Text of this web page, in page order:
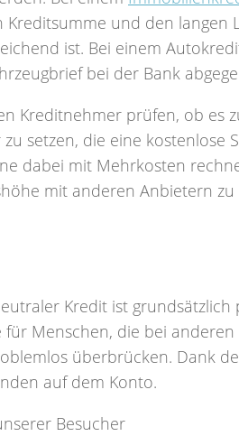
und den langen
ist. Bei einem
bei der Bank
Kreditnehmer prüfen, ob es
setzen, die eine kostenlose
dabei mit Mehrkosten
mit anderen Anbietern
Kredit ist
für Menschen, die bei
überbrücken. Dank
auf dem Konto.
Besucher